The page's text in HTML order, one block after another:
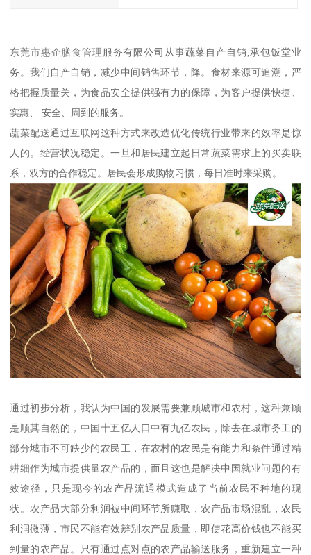
东莞市惠企膳食管理服务有限公司从事蔬菜自产自销,承包饭堂业
务。我们自产自销，减少中间销售环节，降。食材来源可追溯，严
格把握质量关，为食品安全提供强有力的保障，为客户提供快捷、
实惠、 安全、周到的服务。
蔬菜配送通过互联网这种方式来改造优化传统行业带来的效率是惊
人的。经营状况稳定。一旦和居民建立起日常蔬菜需求上的买卖联
系，双方的合作稳定。居民会形成购物习惯，每日准时来采购。
通过初步分析，我认为中国的发展需要兼顾城市和农村，这种兼顾
是顺其自然的，中国十五亿人口中有九亿农民，除去在城市务工的
部分城市不可缺少的农民工，在农村的农民是有能力和条件通过精
耕细作为城市提供量农产品的，而且这也是解决中国就业问题的有
效途径，只是现今的农产品流通模式造成了当前农民不种地的现
状。农产品大部分利润被中间环节所赚取，农产品市场混乱，农民
利润微薄，市民不能有效辨别农产品质量，即使花高价钱也不能买
到量的农产品。只有通过点对点的农产品输送服务，重新建立一种